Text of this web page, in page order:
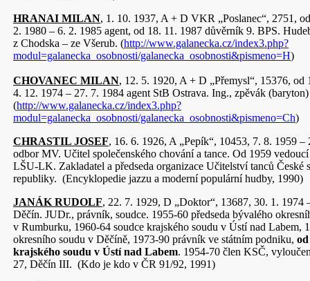
HRANAI MILAN, 1. 10. 1937, A + D VKR „Poslanec“, 2751,
2. 1980 – 6. 2. 1985 agent, od 18. 11. 1987 důvěrník 9. BPS.
z Chodska – ze Všerub. (http://www.galanecka.cz/index3.php?
modul=galanecka_osobnosti/galanecka_osobnosti&pismeno=H)
CHOVANEC MILAN, 12. 5. 1920, A + D „Přemysl“, 15376, od
4. 12. 1974 – 27. 7. 1984 agent StB Ostrava. Ing., zpěvák
(http://www.galanecka.cz/index3.php?
modul=galanecka_osobnosti/galanecka_osobnosti&pismeno=Ch)
CHRASTIL JOSEF, 16. 6. 1926, A „Pepík“, 10453, 7. 8. 1959 –
odbor MV. Učitel společenského chování a tance. Od 1959
LŠU-LK. Zakladatel a předseda organizace Učitelství tanců České
republiky. (Encyklopedie jazzu a moderní populární hudby, 1990)
JANÁK RUDOLF, 22. 7. 1929, D „Doktor“, 13687, 30. 1. 1974
Děčín. JUDr., právník, soudce. 1955-60 předseda bývalého
v Rumburku, 1960-64 soudce krajského soudu v Ústí nad Labem,
okresního soudu v Děčíně, 1973-90 právník ve státním podniku,
krajského soudu v Ústí nad Labem. 1954-70 člen KSČ,
27, Děčín III. (Kdo je kdo v ČR 91/92, 1991)